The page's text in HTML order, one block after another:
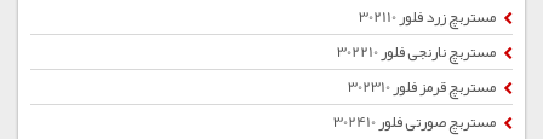
مستربچ زرد فلور 302110
مستربچ نارنجی فلور 302210
مستربچ قرمز فلور 302310
مستربچ صورتی فلور 302410